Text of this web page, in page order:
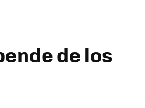
de los